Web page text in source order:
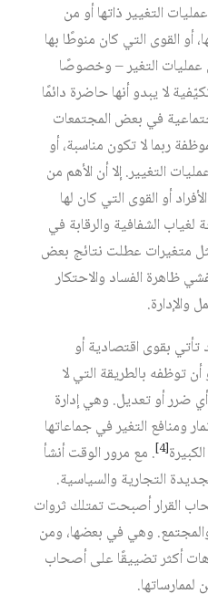
التغيير ذاتها أو من
أو القوى التي كان منوطًا بها
عمليات التغير – وخصوصًا
لا يبدو أنها حاضرة دائمًا
في بعض المجتمعات
ربما لا تكون مناسبة، أو
التغيير. إلا أن الأهم من
أو القوى التي كان لها
لغياب الشفافية والرقابة في
متغيرات عطلت نتائج بعض
ظاهرة الفساد والاحتكار
والإدارة.
تأتي بقوى اقتصادية أو
أن توظفه بالطريقة التي لا
ضرر أو تعديل. وهي إدارة
ومنافع التغير في جماعاتها
[4] . مع مرور الوقت أنشأ
التجارية والسياسية.
القرار أصبحت تمتلك ثروات
وهي في بعضها، ومن
أكثر تضييقًا على أصحاب
لممارساتها.